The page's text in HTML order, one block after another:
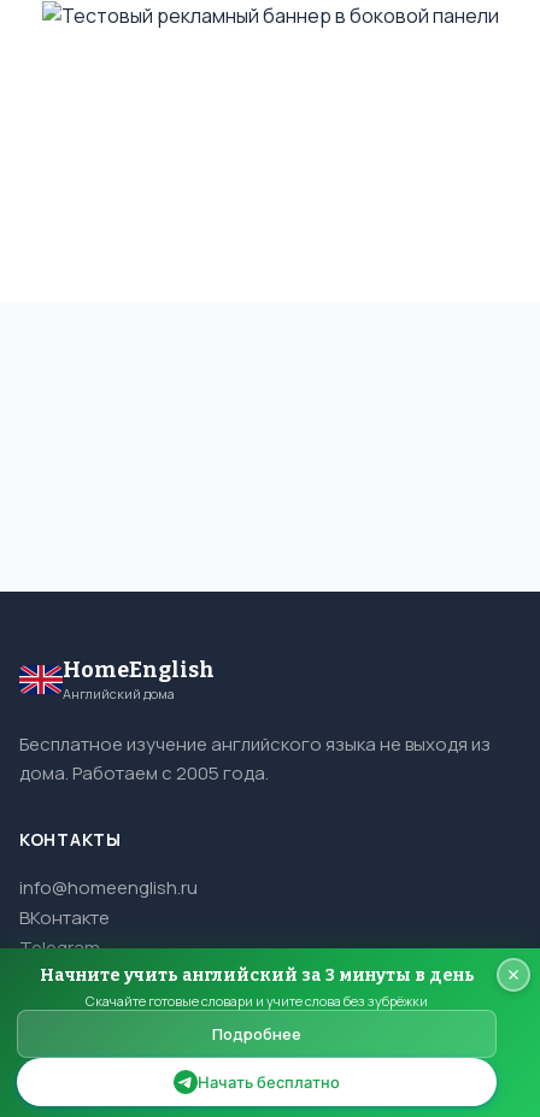
HomeEnglish
Английский дома
Бесплатное изучение английского языка не выходя из
дома. Работаем с 2005 года.
КОНТАКТЫ
info@homeenglish.ru
ВКонтакте
Telegram
© 2005–2026 HomeEnglish. Все права защищены.
Копирование материалов сайта запрещено.
Начните учить английский за 3 минуты в день
Скачайте готовые словари и учите слова без зубрёжки
Подробнее
Начать бесплатно